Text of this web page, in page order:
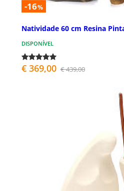
-16%
Natividade 60 cm Resina
DISPONÍVEL
€ 369,00 € 439,00